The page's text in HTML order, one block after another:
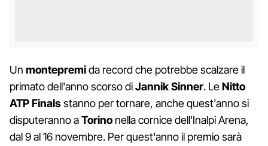
Un montepremida record che potrebbe scalzare il
primato dell'anno scorso diJannik Sinner. LeNitto
ATP Finalsstanno per tornare, anche quest'anno si
disputeranno aTorino nella cornice dell'Inalpi Arena,
dal 9 al 16 novembre. Per quest'anno il premio sarà